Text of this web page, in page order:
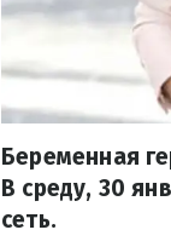
Беременная
В среду, 30
сеть.